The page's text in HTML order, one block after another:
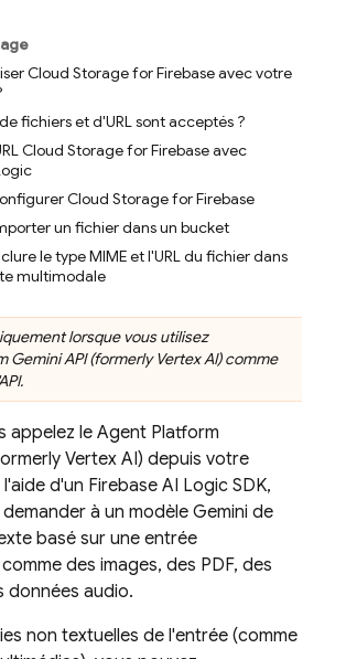
Cloud Storage for Firebase avec votre
fichiers et d'URL sont acceptés ?
Cloud Storage for Firebase avec
Cloud Storage for Firebase
un fichier dans un bucket
le type MIME et l'URL du fichier dans
multimodale
lorsque vous utilisez
Gemini API (formerly Vertex AI)comme
appelez leAgent Platform
Vertex AI) depuis votre
d'un Firebase AI Logic SDK,
à un modèle Gemini de
basé sur une entrée
des images, des PDF, des
données audio.
non textuelles de l'entrée (comme